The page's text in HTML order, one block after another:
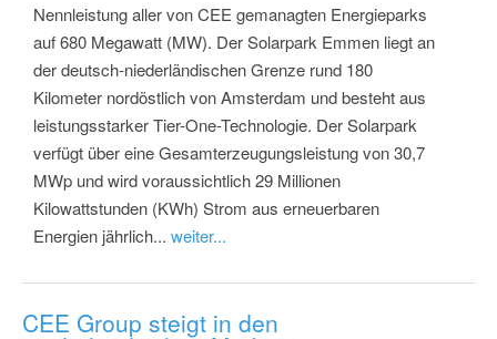
Nennleistung aller von CEE gemanagten Energieparks
auf 680 Megawatt (MW). Der Solarpark Emmen liegt an
der deutsch-niederländischen Grenze rund 180
Kilometer nordöstlich von Amsterdam und besteht aus
leistungsstarker Tier-One-Technologie. Der Solarpark
verfügt über eine Gesamterzeugungsleistung von 30,7
MWp und wird voraussichtlich 29 Millionen
Kilowattstunden (KWh) Strom aus erneuerbaren
Energien jährlich... weiter...
CEE Group steigt in den